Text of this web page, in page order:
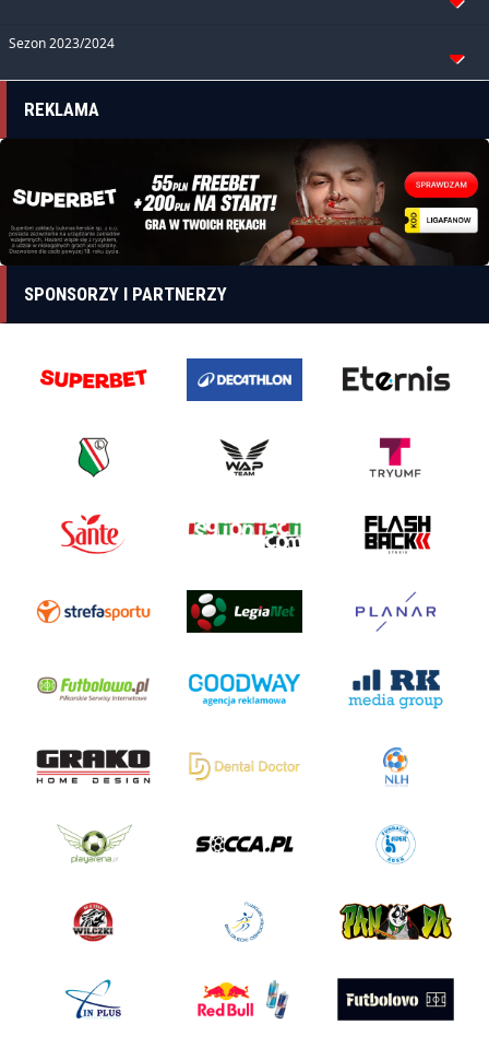
Sezon 2023/2024
REKLAMA
SPONSORZY I PARTNERZY